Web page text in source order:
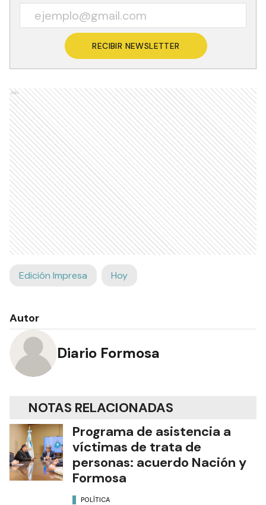
RECIBIR NEWSLETTER
Ads
Edición Impresa Hoy
Autor
Diario Formosa
NOTAS RELACIONADAS
Programa de asistencia a
víctimas de trata de
personas: acuerdo Nación y
Formosa
POLÍTICA